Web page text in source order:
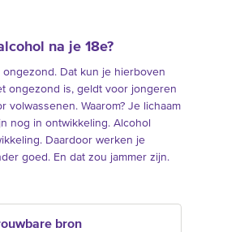
na je 18e?
ongezond. Dat kun je hierboven
ongezond is, geldt voor jongeren
volwassenen. Waarom? Je lichaam
nog in ontwikkeling. Alcohol
Daardoor werken je
goed. En dat zou jammer zijn.
bron